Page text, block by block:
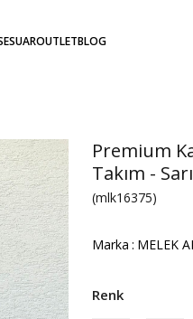
OUTLETBLOG
Premium
Takım - Sarı
(mlk16375)
Marka : MELEK